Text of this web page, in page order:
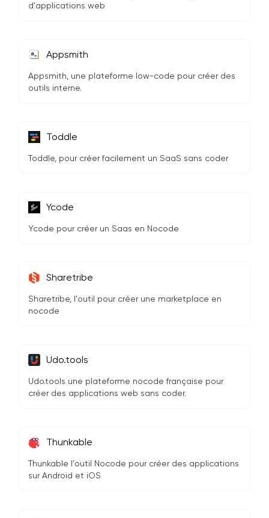
d'applications web
Appsmith
Appsmith, une plateforme low-code pour créer des
outils interne.
Toddle
Toddle, pour créer facilement un SaaS sans coder
Ycode
Ycode pour créer un Saas en Nocode
Sharetribe
Sharetribe, l'outil pour créer une marketplace en
nocode
Udo.tools
Udo.tools une plateforme nocode française pour
créer des applications web sans coder.
Thunkable
Thunkable l'outil Nocode pour créer des applications
sur Android et iOS